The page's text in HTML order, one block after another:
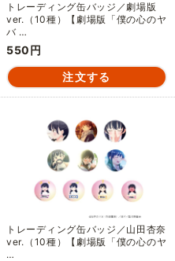
トレーディング缶バッジ／劇場版
ver.（10種）【劇場版「僕の心のヤ
バ …
550円
トレーディング缶バッジ／山田杏奈
ver.（10種）【劇場版「僕の心のヤ
…